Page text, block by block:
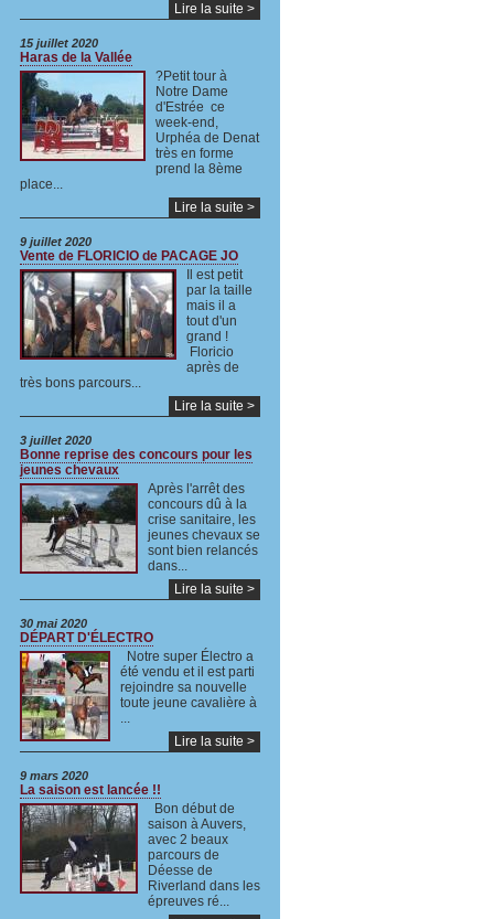
Lire la suite >
15 juillet 2020
Haras de la Vallée
?Petit tour à
Notre Dame
d'Estrée ce
week-end,
Urphéa de Denat
très en forme
prend la 8ème
place...
Lire la suite >
9 juillet 2020
Vente de FLORICIO de PACAGE JO
Il est petit
par la taille
mais il a
tout d'un
grand !
Floricio
après de
très bons parcours...
Lire la suite >
3 juillet 2020
Bonne reprise des concours pour les
jeunes chevaux
Après l'arrêt des
concours dû à la
crise sanitaire, les
jeunes chevaux se
sont bien relancés
dans...
Lire la suite >
30 mai 2020
DÉPART D'ÉLECTRO
Notre super Électro a
été vendu et il est parti
rejoindre sa nouvelle
toute jeune cavalière à
...
Lire la suite >
9 mars 2020
La saison est lancée !!
Bon début de
saison à Auvers,
avec 2 beaux
parcours de
Déesse de
Riverland dans les
épreuves ré...